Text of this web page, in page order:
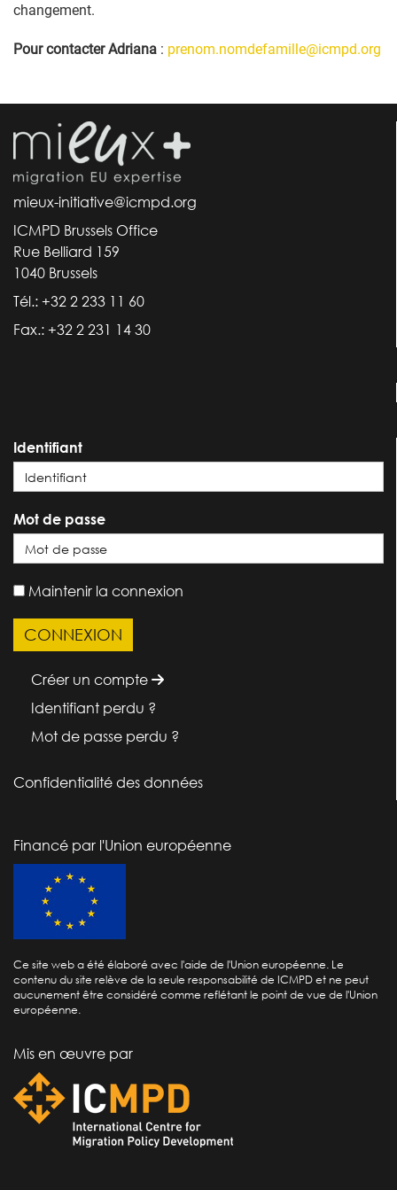
changement.
Pour contacter Adriana : prenom.nomdefamille@icmpd.org
mieux-initiative@icmpd.org
ICMPD Brussels Office
Rue Belliard 159
1040 Brussels
Tél.: +32 2 233 11 60
Fax.: +32 2 231 14 30
Identifiant
Mot de passe
Maintenir la connexion
Créer un compte
Identifiant perdu ?
Mot de passe perdu ?
Confidentialité des données
Financé par l'Union européenne
Ce site web a été élaboré avec l'aide de l'Union européenne. Le
contenu du site relève de la seule responsabilité de ICMPD et ne peut
aucunement être considéré comme reflétant le point de vue de l'Union
européenne.
Mis en œuvre par